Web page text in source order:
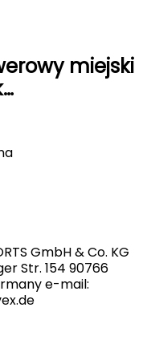
miejski
GmbH & Co. KG
Str. 154 90766
e-mail: